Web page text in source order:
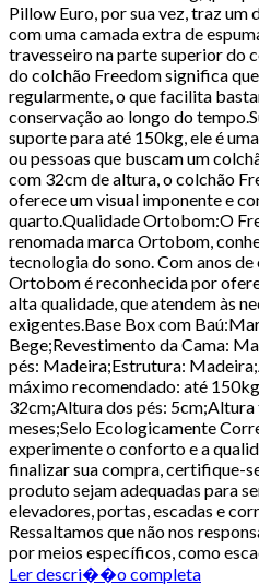
Pillow Euro, por sua vez, traz um
com uma camada extra de
travesseiro na parte superior do
do colchão Freedom significa
regularmente, o que facilita
conservação ao longo do
suporte para até 150kg, ele é
ou pessoas que buscam um
com 32cm de altura, o colchão
oferece um visual imponente e
quarto.Qualidade Ortobom:O
renomada marca Ortobom,
tecnologia do sono. Com anos
Ortobom é reconhecida por
alta qualidade, que atendem às
exigentes.Base Box com
Bege;Revestimento da Cama:
pés: Madeira;Estrutura:
máximo recomendado: até
32cm;Altura dos pés:
meses;Selo Ecologicamente
experimente o conforto e a
finalizar sua compra, certifique-
produto sejam adequadas para
elevadores, portas, escadas e
Ressaltamos que não nos
por meios específicos, como
Ler descri��o completa